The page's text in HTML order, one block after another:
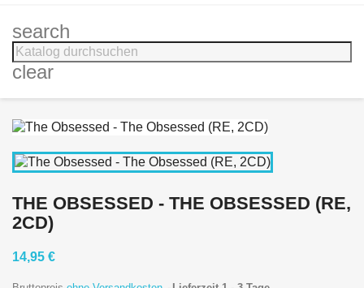
search
clear
THE OBSESSED - THE OBSESSED (RE,
2CD)
14,95 €